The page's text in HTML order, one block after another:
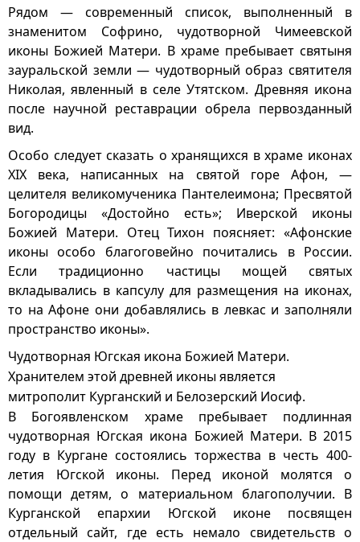
Рядом — современный список, выполненный в
знаменитом Софрино, чудотворной Чимеевской
иконы Божией Матери. В храме пребывает святыня
зауральской земли — чудотворный образ святителя
Николая, явленный в селе Утятском. Древняя икона
после научной реставрации обрела первозданный
вид.
Особо следует сказать о хранящихся в храме иконах
ХIХ века, написанных на святой горе Афон, —
целителя великомученика Пантелеимона; Пресвятой
Богородицы «Достойно есть»; Иверской иконы
Божией Матери. Отец Тихон поясняет: «Афонские
иконы особо благоговейно почитались в России.
Если традиционно частицы мощей святых
вкладывались в капсулу для размещения на иконах,
то на Афоне они добавлялись в левкас и заполняли
пространство иконы».
Чудотворная Югская икона Божией Матери.
Хранителем этой древней иконы является
митрополит Курганский и Белозерский Иосиф.
В Богоявленском храме пребывает подлинная
чудотворная Югская икона Божией Матери. В 2015
году в Кургане состоялись торжества в честь 400-
летия Югской иконы. Перед иконой молятся о
помощи детям, о материальном благополучии. В
Курганской епархии Югской иконе посвящен
отдельный сайт, где есть немало свидетельств о